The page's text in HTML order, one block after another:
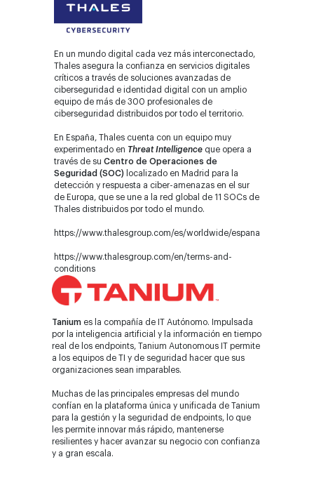
En un mundo digital cada vez más interconectado,
Thales asegura la confianza en servicios digitales
críticos a través de soluciones avanzadas de
ciberseguridad e identidad digital con un amplio
equipo de más de 300 profesionales de
ciberseguridad distribuidos por todo el territorio.
En España, Thales cuenta con un equipo muy
experimentado en Threat Intelligence que opera a
través de su Centro de Operaciones de
Seguridad (SOC) localizado en Madrid para la
detección y respuesta a ciber-amenazas en el sur
de Europa, que se une a la red global de 11 SOCs de
Thales distribuidos por todo el mundo.
https://www.thalesgroup.com/es/worldwide/espana
https://www.thalesgroup.com/en/terms-and-
conditions
Tanium es la compañía de IT Autónomo. Impulsada
por la inteligencia artificial y la información en tiempo
real de los endpoints, Tanium Autonomous IT permite
a los equipos de TI y de seguridad hacer que sus
organizaciones sean imparables.
Muchas de las principales empresas del mundo
confían en la plataforma única y unificada de Tanium
para la gestión y la seguridad de endpoints, lo que
les permite innovar más rápido, mantenerse
resilientes y hacer avanzar su negocio con confianza
y a gran escala.